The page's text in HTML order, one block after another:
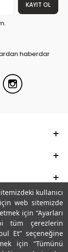
kullanıcı
web sitemizde
için “Ayarları
tüm çerezlerin
Et” seçeneğine
için “Tümünü
KAYIT OL
haberdar